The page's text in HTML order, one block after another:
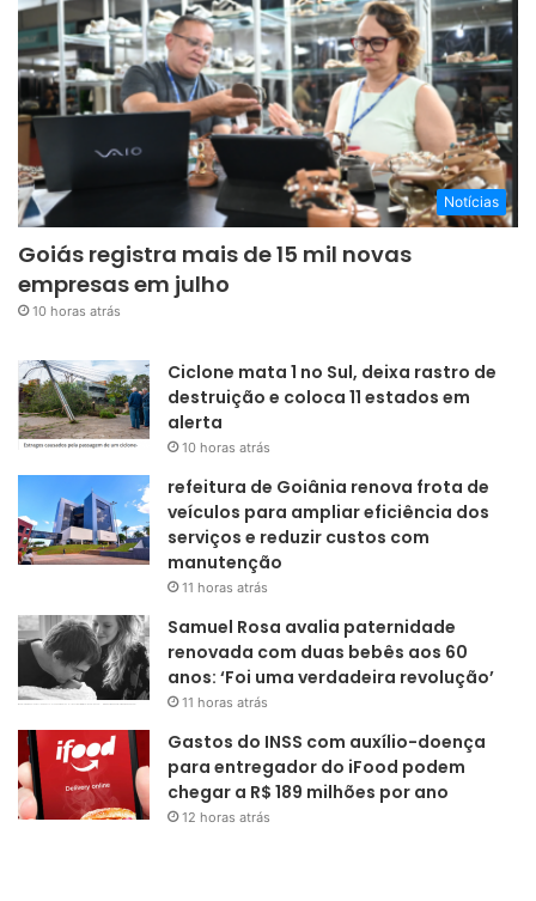
Notícias
Goiás registra mais de 15 mil novas
empresas em julho
10 horas atrás
Ciclone mata 1 no Sul, deixa rastro de
destruição e coloca 11 estados em
alerta
10 horas atrás
refeitura de Goiânia renova frota de
veículos para ampliar eficiência dos
serviços e reduzir custos com
manutenção
11 horas atrás
Samuel Rosa avalia paternidade
renovada com duas bebês aos 60
anos: ‘Foi uma verdadeira revolução’
11 horas atrás
Gastos do INSS com auxílio-doença
para entregador do iFood podem
chegar a R$ 189 milhões por ano
12 horas atrás